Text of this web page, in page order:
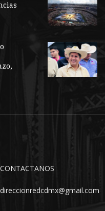
CONTACTANOS
direccionredcdmx@gmail.com